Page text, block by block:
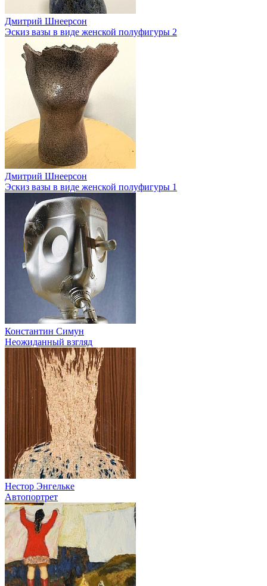
Дмитрий Шнеерсон
Эскиз вазы в виде женской полуфигуры 2
Дмитрий Шнеерсон
Эскиз вазы в виде женской полуфигуры 1
Константин Симун
Неожиданный взгляд
Нестор Энгельке
Автопортрет